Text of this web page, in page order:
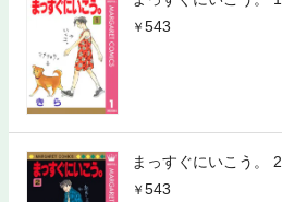
543
まっすぐにいこう。 2
543